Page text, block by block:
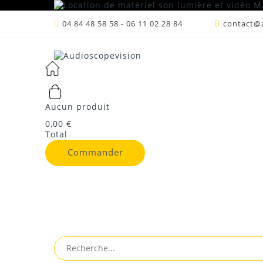
04 84 48 58 58 - 06 11 02 28 84
Aucun produit
0,00 €
Total
Commander
Accueil